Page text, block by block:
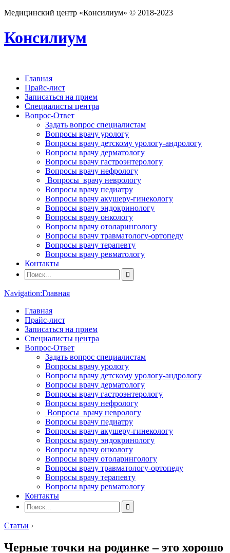
Медицинский центр «Консилиум» © 2018-2023
Консилиум
Главная
Прайс-лист
Записаться на прием
Специалисты центра
Вопрос-Ответ
Задать вопрос специалистам
Вопросы врачу урологу
Вопросы врачу детскому урологу-андрологу
Вопросы врачу дерматологу
Вопросы врачу гастроэнтерологу
Вопросы врачу нефрологу
Вопросы врачу неврологу
Вопросы врачу педиатру
Вопросы врачу акушеру-гинекологу
Вопросы врачу эндокринологу
Вопросы врачу онкологу
Вопросы врачу отоларингологу
Вопросы врачу травматологу-ортопеду
Вопросы врачу терапевту
Вопросы врачу ревматологу
Контакты
Navigation:Главная
Главная
Прайс-лист
Записаться на прием
Специалисты центра
Вопрос-Ответ
Задать вопрос специалистам
Вопросы врачу урологу
Вопросы врачу детскому урологу-андрологу
Вопросы врачу дерматологу
Вопросы врачу гастроэнтерологу
Вопросы врачу нефрологу
Вопросы врачу неврологу
Вопросы врачу педиатру
Вопросы врачу акушеру-гинекологу
Вопросы врачу эндокринологу
Вопросы врачу онкологу
Вопросы врачу отоларингологу
Вопросы врачу травматологу-ортопеду
Вопросы врачу терапевту
Вопросы врачу ревматологу
Контакты
Статьи ›
Черные точки на родинке – это хорошо